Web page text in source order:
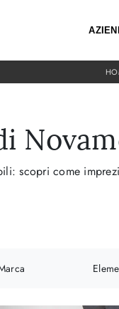
scopri come